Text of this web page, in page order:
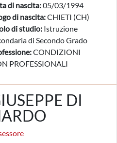
di nascita:05/03/1994
di nascita:CHIETI (CH)
di studio: Istruzione
di Secondo Grado
CONDIZIONI
PROFESSIONALI
DI